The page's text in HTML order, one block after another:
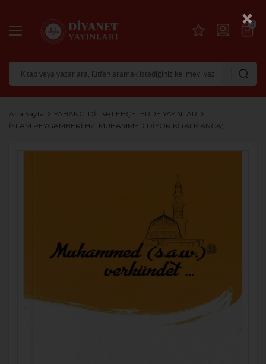
0
Ana Sayfa
YABANCI DİL Ve LEHÇELERDE YAYINLAR
İSLAM PEYGAMBERİ HZ. MUHAMMED DİYOR Kİ (ALMANCA)
×